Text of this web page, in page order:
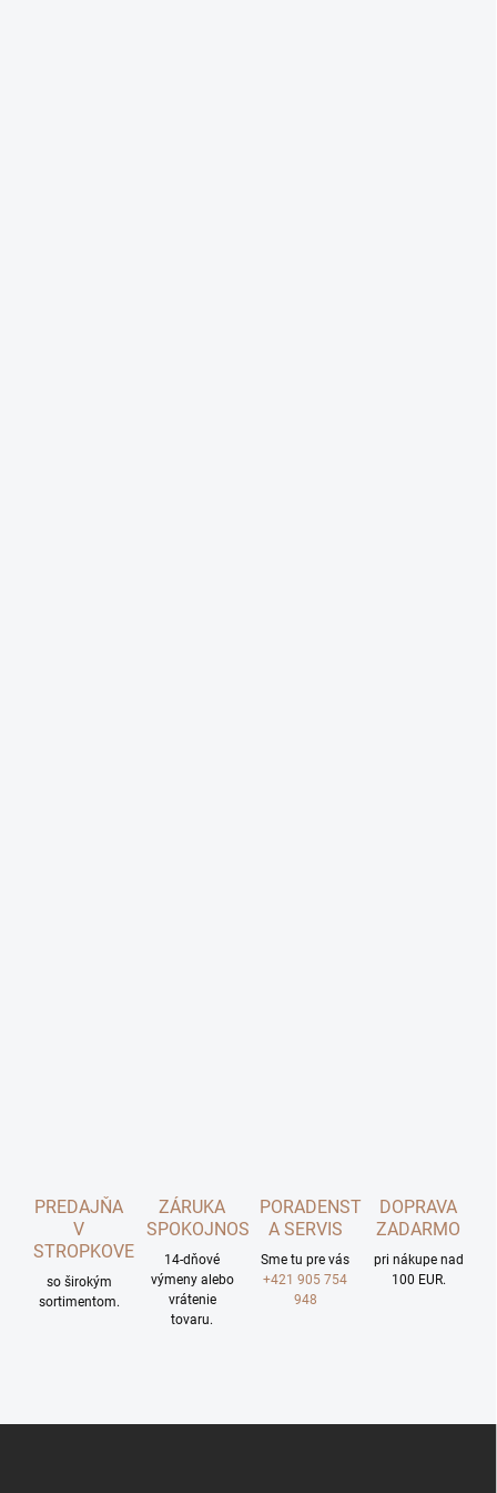
PREDAJŇA
V
STROPKOVE
so širokým
sortimentom.
ZÁRUKA
SPOKOJNOSTI
14-dňové
výmeny alebo
vrátenie
tovaru.
PORADENSTVO
A SERVIS
Sme tu pre vás
+421 905 754
948
DOPRAVA
ZADARMO
pri nákupe nad
100 EUR.